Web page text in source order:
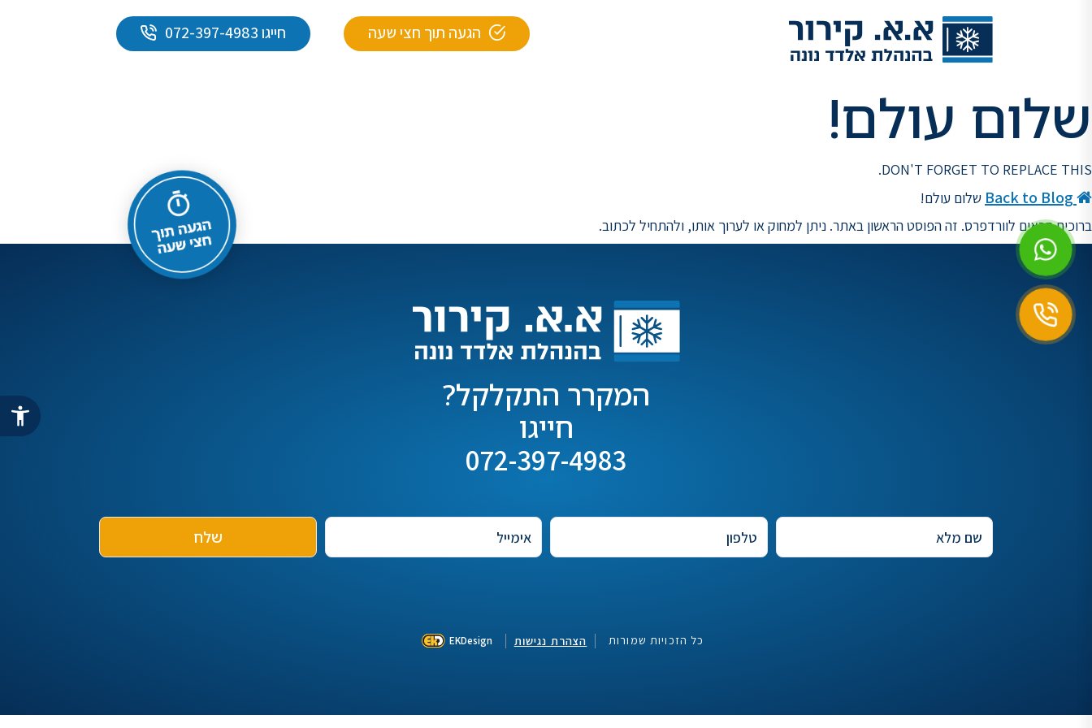
הגעה תוך חצי שעה חייגו 072-397-4983
שלום עולם!
DON'T FORGET TO REPLACE THIS.
שלום עולם!
ברוכים הבאים לוורדפרס. זה הפוסט הראשון באתר. ניתן למחוק או לערוך אותו, ולהתחיל לכתוב.
המקרר התקלקל?
חייגו
072-397-4983
כל הזכויות שמורות הצהרת נגישות EKDesign